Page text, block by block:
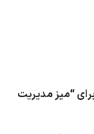
“میز مدیریت